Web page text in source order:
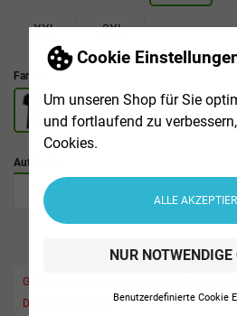
Cookie
Um unseren Shop für Sie
und fortlaufend zu
Cookies.
ALLE
NUR
Benutzerdefinierte Cookie
XXL 3XL
Farbe :
Aufdruck:
Geben sie hier ihren individuellen Text ein
Druck-Option aus!